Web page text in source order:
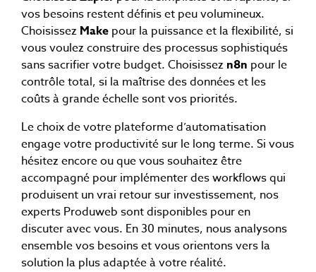
vos besoins restent définis et peu volumineux.
Choisissez Make pour la puissance et la flexibilité, si
vous voulez construire des processus sophistiqués
sans sacrifier votre budget. Choisissez n8n pour le
contrôle total, si la maîtrise des données et les
coûts à grande échelle sont vos priorités.
Le choix de votre plateforme d’automatisation
engage votre productivité sur le long terme. Si vous
hésitez encore ou que vous souhaitez être
accompagné pour implémenter des workflows qui
produisent un vrai retour sur investissement, nos
experts Produweb sont disponibles pour en
discuter avec vous. En 30 minutes, nous analysons
ensemble vos besoins et vous orientons vers la
solution la plus adaptée à votre réalité.